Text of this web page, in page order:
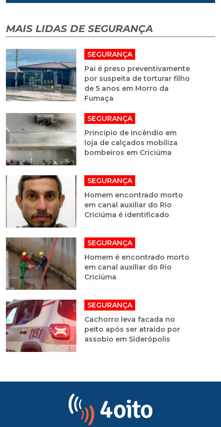
MAIS LIDAS DE SEGURANÇA
SEGURANÇA
Pai é preso preventivamente
por suspeita de torturar filho
de 5 anos em Morro da
Fumaça
SEGURANÇA
Princípio de incêndio em
loja de calçados mobiliza
bombeiros em Criciúma
SEGURANÇA
Homem encontrado morto
em canal auxiliar do Rio
Criciúma é identificado
SEGURANÇA
Homem é encontrado morto
em canal auxiliar do Rio
Criciúma
SEGURANÇA
Cachorro leva facada no
peito após ser atraído por
assobio em Siderópolis